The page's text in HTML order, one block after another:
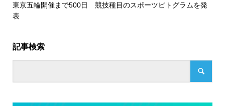
東京五輪開催まで500日 競技種目のスポーツピトグラムを発
表
記事検索